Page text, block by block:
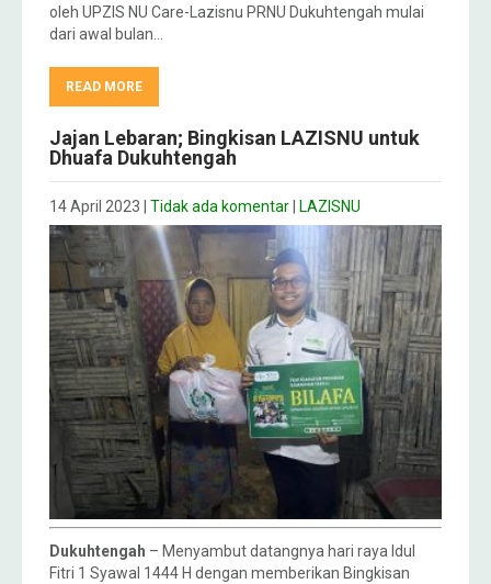
oleh UPZIS NU Care-Lazisnu PRNU Dukuhtengah mulai
dari awal bulan…
READ MORE
Jajan Lebaran; Bingkisan LAZISNU untuk
Dhuafa Dukuhtengah
14 April 2023 Tidak ada komentar LAZISNU
Dukuhtengah – Menyambut datangnya hari raya Idul
Fitri 1 Syawal 1444 H dengan memberikan Bingkisan